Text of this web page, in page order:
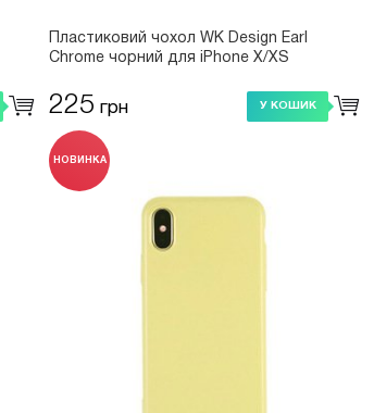
Пластиковий чохол WK Design Earl
Chrome чорний для iPhone X/XS
225 грн У КОШИК
НОВИНКА